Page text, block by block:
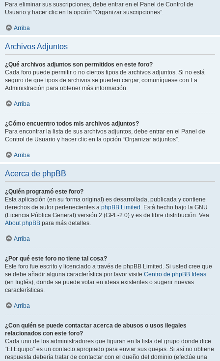
Para eliminar sus suscripciones, debe entrar en el Panel de Control de
Usuario y hacer clic en la opción “Organizar suscripciones”.
Arriba
Archivos Adjuntos
¿Qué archivos adjuntos son permitidos en este foro?
Cada foro puede permitir o no ciertos tipos de archivos adjuntos. Si no está
seguro de que tipos de archivos se pueden cargar, comuníquese con La
Administración para obtener más información.
Arriba
¿Cómo encuentro todos mis archivos adjuntos?
Para encontrar la lista de sus archivos adjuntos, debe entrar en el Panel de
Control de Usuario y hacer clic en la opción “Organizar adjuntos”.
Arriba
Acerca de phpBB
¿Quién programó este foro?
Esta aplicación (en su forma original) es desarrollada, publicada y contiene
derechos de autor pertenecientes a phpBB Limited . Está hecho bajo la GNU
(Licencia Pública General) versión 2 (GPL-2.0) y es de libre distribución. Vea
About phpBB para más detalles.
Arriba
¿Por qué este foro no tiene tal cosa?
Este foro fue escrito y licenciado a través de phpBB Limited. Si usted cree que
se debe añadir alguna característica por favor visite Centro de phpBB Ideas
(en Inglés), donde se puede votar en ideas existentes o sugerir nuevas
características.
Arriba
¿Con quién se puede contactar acerca de abusos o usos ilegales
relacionados con este foro?
Cada uno de los administradores que figuran en la lista del grupo donde dice
“El Equipo” es un contacto apropiado para enviar sus quejas. Si así no obtiene
respuesta debería tratar de contactar con el dueño del dominio (efectúe una